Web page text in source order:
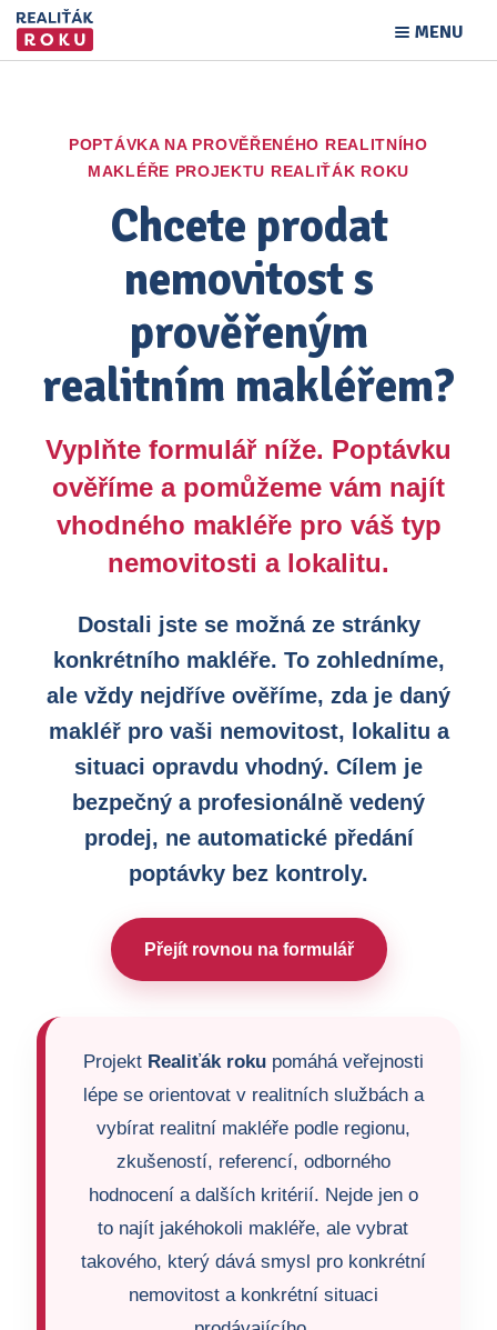
MENU
POPTÁVKA NA PROVĚŘENÉHO REALITNÍHO
MAKLÉŘE PROJEKTU REALIŤÁK ROKU
Chcete prodat
nemovitost s
prověřeným
realitním makléřem?
Vyplňte formulář níže. Poptávku
ověříme a pomůžeme vám najít
vhodného makléře pro váš typ
nemovitosti a lokalitu.
Dostali jste se možná ze stránky
konkrétního makléře. To zohledníme,
ale vždy nejdříve ověříme, zda je daný
makléř pro vaši nemovitost, lokalitu a
situaci opravdu vhodný. Cílem je
bezpečný a profesionálně vedený
prodej, ne automatické předání
poptávky bez kontroly.
Přejít rovnou na formulář
Projekt Realiťák rokupomáhá veřejnosti
lépe se orientovat v realitních službách a
vybírat realitní makléře podle regionu,
zkušeností, referencí, odborného
hodnocení a dalších kritérií. Nejde jen o
to najít jakéhokoli makléře, ale vybrat
takového, který dává smysl pro konkrétní
nemovitost a konkrétní situaci